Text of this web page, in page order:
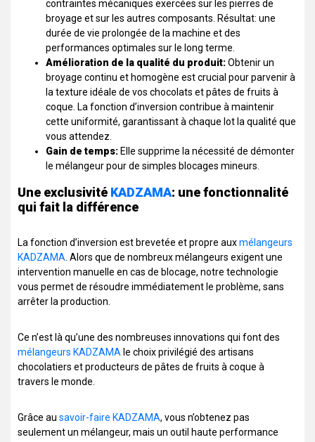
contraintes mécaniques exercées sur les pierres de
broyage et sur les autres composants. Résultat: une
durée de vie prolongée de la machine et des
performances optimales sur le long terme.
Amélioration de la qualité du produit:Obtenir un
broyage continu et homogène est crucial pour parvenir à
la texture idéale de vos chocolats et pâtes de fruits à
coque. La fonction d’inversion contribue à maintenir
cette uniformité, garantissant à chaque lot la qualité que
vous attendez.
Gain de temps: Elle supprime la nécessité de démonter
le mélangeur pour de simples blocages mineurs.
Une exclusivité KADZAMA: une fonctionnalité
qui fait la différence
La fonction d’inversion est brevetée et propre auxmélangeurs
KADZAMA . Alors que de nombreux mélangeurs exigent une
intervention manuelle en cas de blocage, notre technologie
vous permet de résoudre immédiatement le problème, sans
arrêter la production.
Ce n’est là qu’une des nombreuses innovations qui font des
mélangeurs KADZAMA le choix privilégié des artisans
chocolatiers et producteurs de pâtes de fruits à coque à
travers le monde.
Grâce au savoir-faire KADZAMA, vous n’obtenez pas
seulement un mélangeur, mais un outil haute performance